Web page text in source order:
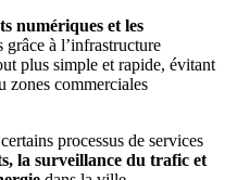
numériques et les
grâce à l’infrastructure
plus simple et rapide, évitant
zones commerciales
processus de services
la surveillance du trafic et